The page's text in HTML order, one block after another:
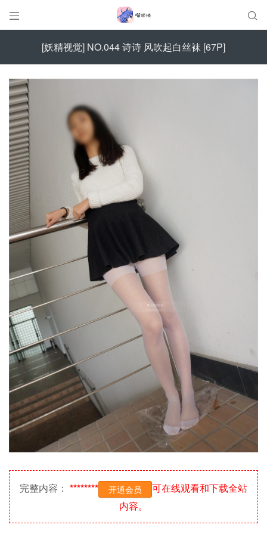
 
[妖精视觉] NO.044 诗诗 风吹起白丝袜 [67P]
完整内容： ******** 开通会员
可在线观看和下载全站
内容。